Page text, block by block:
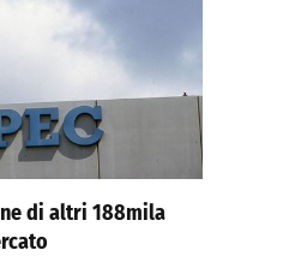
di altri 188mila